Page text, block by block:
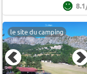
le site du camping